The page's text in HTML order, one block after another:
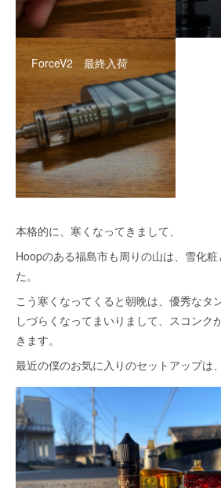
ForceV2 最終入荷
本格的に、寒くなってきまして、
Hoopのある福島市も周りの山は、雪化
た。
こう寒くなってくると朝晩は、優秀なタ
しづらくなってまいりまして、スコンク
きます。
最近の僕のお気に入りのセットアップは、